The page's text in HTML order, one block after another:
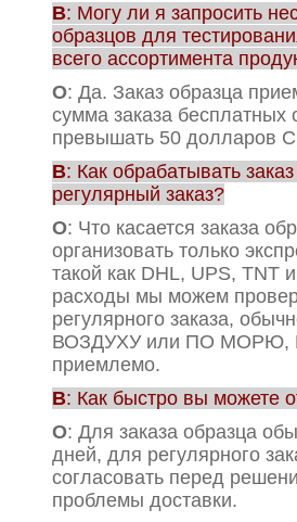
В: Могу ли я запросить
образцов для
всего ассортимента
О: Да. Заказ образца
сумма заказа бесплатных
превышать 50 долларов
В: Как обрабатывать
регулярный заказ?
О: Что касается заказа
организовать только
такой как DHL, UPS, TNT
расходы мы можем
регулярного заказа,
ВОЗДУХУ или ПО МОРЮ,
приемлемо.
В: Как быстро вы можете
О: Для заказа образца
дней, для регулярного
согласовать перед
проблемы доставки.